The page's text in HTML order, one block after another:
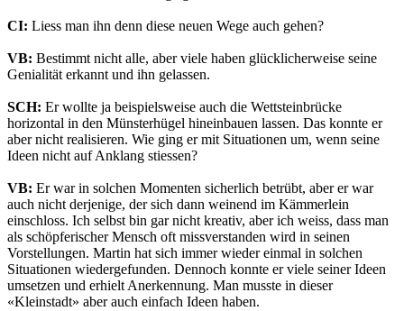
CI: Liess man ihn denn diese neuen Wege auch gehen?
VB: Bestimmt nicht alle, aber viele haben glücklicherweise seine
Genialität erkannt und ihn gelassen.
SCH: Er wollte ja beispielsweise auch die Wettsteinbrücke
horizontal in den Münsterhügel hineinbauen lassen. Das konnte er
aber nicht realisieren. Wie ging er mit Situationen um, wenn seine
Ideen nicht auf Anklang stiessen?
VB: Er war in solchen Momenten sicherlich betrübt, aber er war
auch nicht derjenige, der sich dann weinend im Kämmerlein
einschloss. Ich selbst bin gar nicht kreativ, aber ich weiss, dass man
als schöpferischer Mensch oft missverstanden wird in seinen
Vorstellungen. Martin hat sich immer wieder einmal in solchen
Situationen wiedergefunden. Dennoch konnte er viele seiner Ideen
umsetzen und erhielt Anerkennung. Man musste in dieser
«Kleinstadt» aber auch einfach Ideen haben.